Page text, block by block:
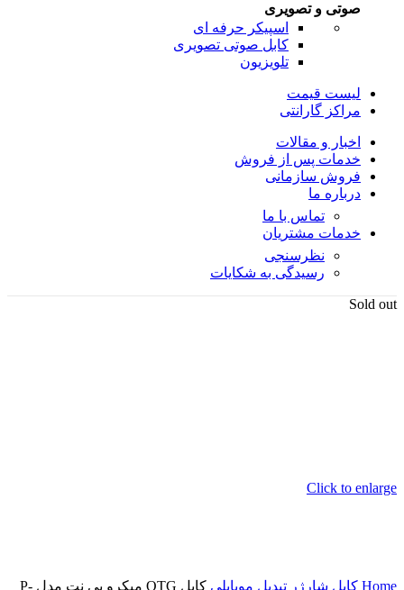
صوتی و تصویری
اسپیکر حرفه ای
کابل صوتی تصویری
تلویزیون
لیست قیمت
مراکز گارانتی
اخبار و مقالات
خدمات پس از فروش
فروش سازمانی
درباره ما
تماس با ما
خدمات مشتریان
نظرسنجی
رسیدگی به شکایات
Sold out
Click to enlarge
Home کابل شارژر تبدیل موبایلی کابل OTG میکرو پی نت مدل P-